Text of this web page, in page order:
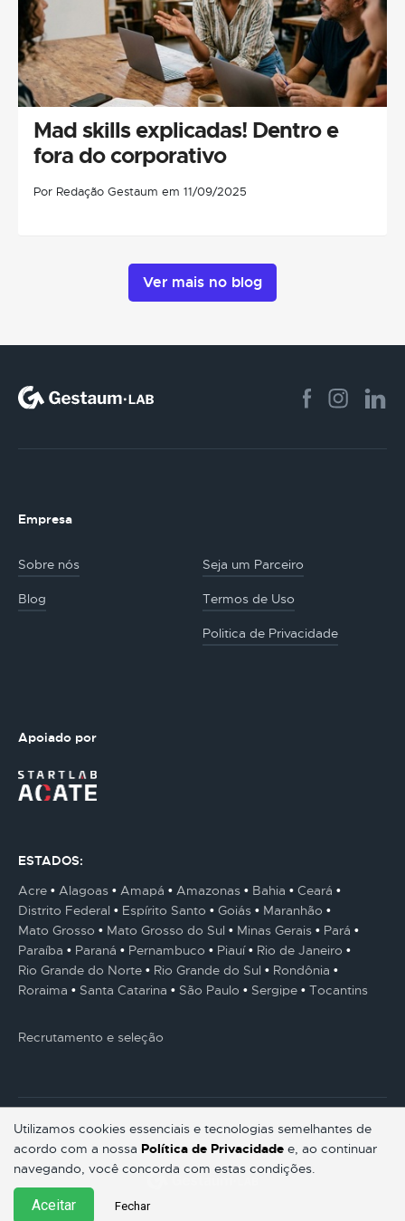
Mad skills explicadas! Dentro e
fora do corporativo
Por Redação Gestaum em 11/09/2025
Ver mais no blog
Utilizamos cookies essenciais e tecnologias semelhantes de
acordo com a nossa Política de Privacidade e, ao continuar
navegando, você concorda com estas condições.
Aceitar Fechar
Empresa
Sobre nós Seja um Parceiro
Blog Termos de Uso
Politica de Privacidade
Apoiado por
ESTADOS:
Acre
Alagoas Amapá Amazonas Bahia
Ceará
Distrito Federal
Espírito Santo Goiás
Maranhão
Mato Grosso
Mato Grosso do Sul Minas Gerais
Pará
Paraíba
Paraná Pernambuco Piauí
Rio de Janeiro
Rio Grande do Norte
Rio Grande do Sul
Rondônia
Roraima
Santa Catarina São Paulo Sergipe Tocantins
Recrutamento e seleção
© Gestaum Lab ® Todos os direitos reservados.